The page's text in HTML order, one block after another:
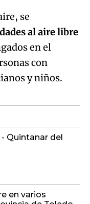
se
al aire libre
en el
con
y niños.
Quintanar del
en varios